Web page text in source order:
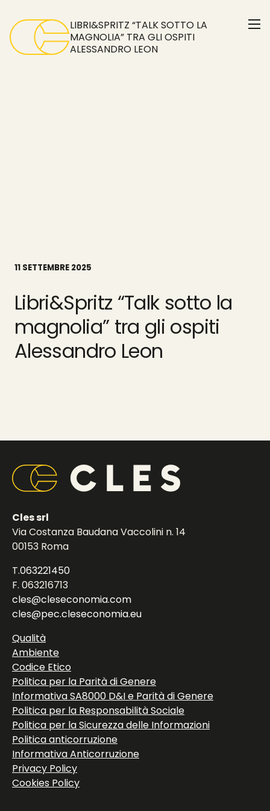
the
content
LIBRI&SPRITZ “TALK SOTTO LA
MAGNOLIA” TRA GLI OSPITI
ALESSANDRO LEON
11 SETTEMBRE 2025
Libri&Spritz “Talk sotto la
magnolia” tra gli ospiti
Alessandro Leon
Cles srl
Via Costanza Baudana Vaccolini n. 14
00153 Roma
T.063221450
F. 063216713
cles@cleseconomia.com
cles@pec.cleseconomia.eu
Qualità
Ambiente
Codice Etico
Politica per la Parità di Genere
Informativa SA8000 D&I e Parità di Genere
Politica per la Responsabilità Sociale
Politica per la Sicurezza delle Informazioni
Politica anticorruzione
Informativa Anticorruzione
Privacy Policy
Cookies Policy